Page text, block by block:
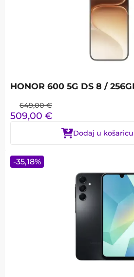
HONOR 600 5G DS 8 /
649,00 €
509,00 €
Dodaj u košaricu
-35,18%